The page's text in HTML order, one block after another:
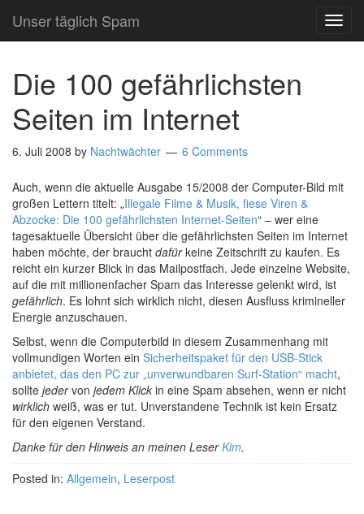
Unser täglich Spam
Die 100 gefährlichsten
Seiten im Internet
6. Juli 2008 by Nachtwächter 6 Comments
Auch, wenn die aktuelle Ausgabe 15/2008 der Computer-Bild mit
großen Lettern titelt: „Illegale Filme & Musik, fiese Viren &
Abzocke: Die 100 gefährlichsten Internet-Seiten“ – wer eine
tagesaktuelle Übersicht über die gefährlichsten Seiten im Internet
haben möchte, der braucht dafürkeine Zeitschrift zu kaufen. Es
reicht ein kurzer Blick in das Mailpostfach. Jede einzelne Website,
auf die mit millionenfacher Spam das Interesse gelenkt wird, ist
gefährlich. Es lohnt sich wirklich nicht, diesen Ausfluss krimineller
Energie anzuschauen.
Selbst, wenn die Computerbild in diesem Zusammenhang mit
vollmundigen Worten ein Sicherheitspaket für den USB-Stick
anbietet, das den PC zur „unverwundbaren Surf-Station“ macht,
sollte jedervon jedem Klick in eine Spam absehen, wenn er nicht
wirklich weiß, was er tut. Unverstandene Technik ist kein Ersatz
für den eigenen Verstand.
Danke für den Hinweis an meinen LeserKim.
Posted in: Allgemein, Leserpost